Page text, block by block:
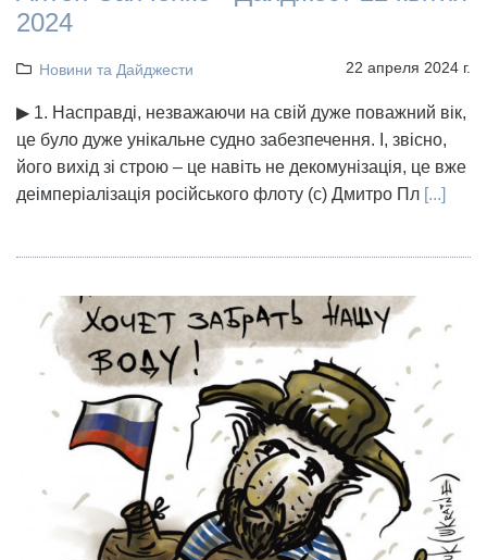
2024
Новини та Дайджести 22 апреля 2024 г.
▶ 1. Насправді, незважаючи на свій дуже поважний вік,
це було дуже унікальне судно забезпечення. І, звісно,
його вихід зі строю – це навіть не декомунізація, це вже
деімперіалізація російського флоту (с) Дмитро Пл [...]